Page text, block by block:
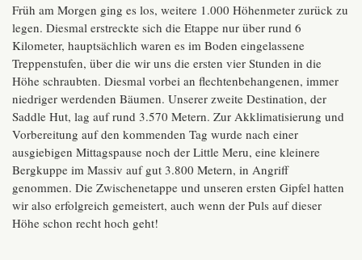
Früh am Morgen ging es los, weitere 1.000 Höhenmeter zurück zu
legen. Diesmal erstreckte sich die Etappe nur über rund 6
Kilometer, hauptsächlich waren es im Boden eingelassene
Treppenstufen, über die wir uns die ersten vier Stunden in die
Höhe schraubten. Diesmal vorbei an flechtenbehangenen, immer
niedriger werdenden Bäumen. Unserer zweite Destination, der
Saddle Hut, lag auf rund 3.570 Metern. Zur Akklimatisierung und
Vorbereitung auf den kommenden Tag wurde nach einer
ausgiebigen Mittagspause noch der Little Meru, eine kleinere
Bergkuppe im Massiv auf gut 3.800 Metern, in Angriff
genommen. Die Zwischenetappe und unseren ersten Gipfel hatten
wir also erfolgreich gemeistert, auch wenn der Puls auf dieser
Höhe schon recht hoch geht!